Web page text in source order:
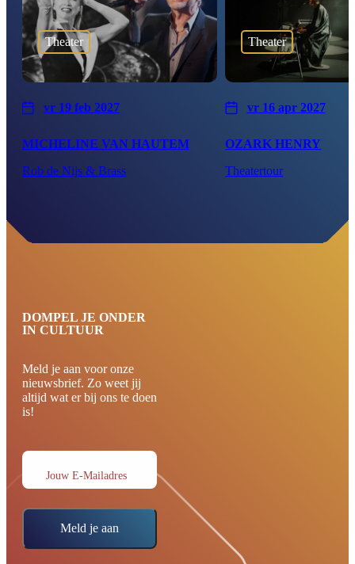
Theater
vr 19 feb 2027
MICHELINE VAN HAUTEM
Rob de Nijs & Brass
Theater
vr 16 apr 2027
OZARK HENRY
Theatertour
DOMPEL JE ONDER
IN CULTUUR
Meld je aan voor onze
nieuwsbrief. Zo weet jij
altijd wat er bij ons te doen
is!
Jouw E-Mailadres
Meld je aan